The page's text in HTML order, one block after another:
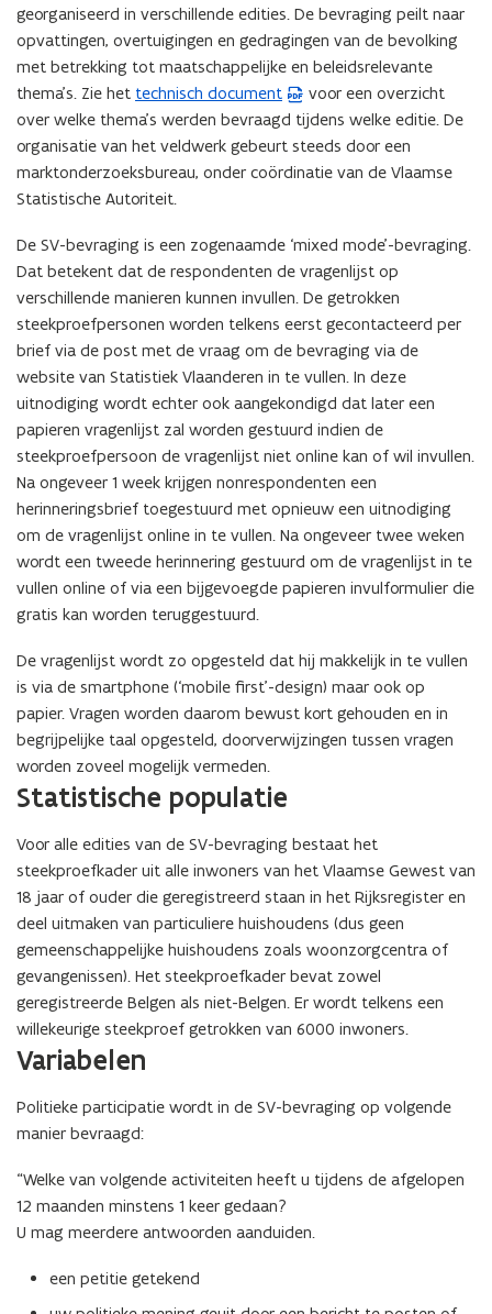
georganiseerd in verschillende edities. De bevraging peilt naar
opvattingen, overtuigingen en gedragingen van de bevolking
met betrekking tot maatschappelijke en beleidsrelevante
thema’s. Zie het technisch document
(
P
D
F
b
s
t
a
n
d
o
p
e
n
t
i
n
n
i
e
t
voor een overzicht
over welke thema’s werden bevraagd tijdens welke editie. De
organisatie van het veldwerk gebeurt steeds door een
marktonderzoeksbureau, onder coördinatie van de Vlaamse
Statistische Autoriteit.
De SV-bevraging is een zogenaamde ‘mixed mode’-bevraging.
Dat betekent dat de respondenten de vragenlijst op
verschillende manieren kunnen invullen. De getrokken
steekproefpersonen worden telkens eerst gecontacteerd per
brief via de post met de vraag om de bevraging via de
website van Statistiek Vlaanderen in te vullen. In deze
uitnodiging wordt echter ook aangekondigd dat later een
papieren vragenlijst zal worden gestuurd indien de
steekproefpersoon de vragenlijst niet online kan of wil invullen.
Na ongeveer 1 week krijgen nonrespondenten een
herinneringsbrief toegestuurd met opnieuw een uitnodiging
om de vragenlijst online in te vullen. Na ongeveer twee weken
wordt een tweede herinnering gestuurd om de vragenlijst in te
vullen online of via een bijgevoegde papieren invulformulier die
gratis kan worden teruggestuurd.
De vragenlijst wordt zo opgesteld dat hij makkelijk in te vullen
is via de smartphone (‘mobile first’-design) maar ook op
papier. Vragen worden daarom bewust kort gehouden en in
begrijpelijke taal opgesteld, doorverwijzingen tussen vragen
worden zoveel mogelijk vermeden.
Statistische populatie
Voor alle edities van de SV-bevraging bestaat het
steekproefkader uit alle inwoners van het Vlaamse Gewest van
18 jaar of ouder die geregistreerd staan in het Rijksregister en
deel uitmaken van particuliere huishoudens (dus geen
gemeenschappelijke huishoudens zoals woonzorgcentra of
gevangenissen). Het steekproefkader bevat zowel
geregistreerde Belgen als niet-Belgen. Er wordt telkens een
willekeurige steekproef getrokken van 6000 inwoners.
Variabelen
Politieke participatie wordt in de SV-bevraging op volgende
manier bevraagd:
“Welke van volgende activiteiten heeft u tijdens de afgelopen
12 maanden minstens 1 keer gedaan?
U mag meerdere antwoorden aanduiden.
een petitie getekend